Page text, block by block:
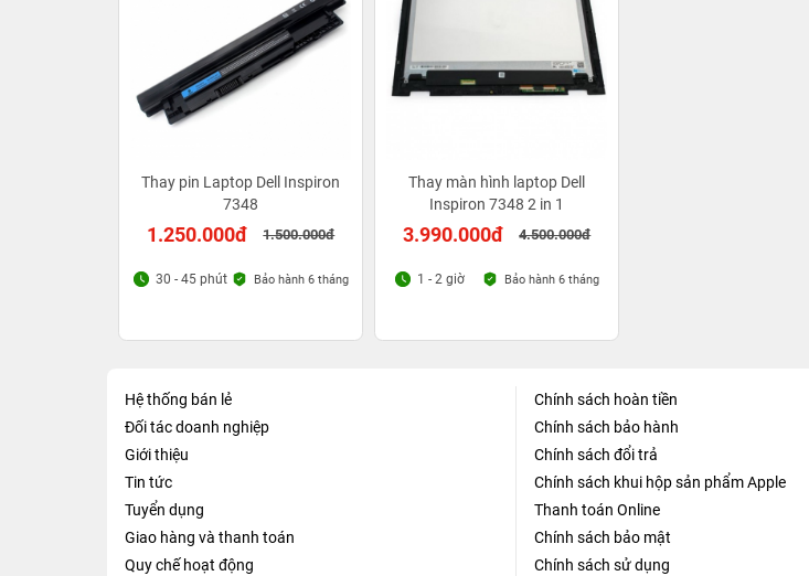
Thay pin Laptop Dell Inspiron
7348
1.250.000đ 1.500.000đ
30 - 45 phút Bảo hành 6 tháng
Thay màn hình laptop Dell
Inspiron 7348 2 in 1
3.990.000đ 4.500.000đ
1 - 2 giờ Bảo hành 6 tháng
Hệ thống bán lẻ
Đối tác doanh nghiệp
Giới thiệu
Tin tức
Tuyển dụng
Giao hàng và thanh toán
Quy chế hoạt động
Chính sách hoàn tiền
Chính sách bảo hành
Chính sách đổi trả
Chính sách khui hộp sản phẩm Apple
Thanh toán Online
Chính sách bảo mật
Chính sách sử dụng